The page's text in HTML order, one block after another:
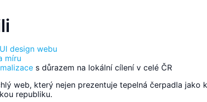
design webu
míru
s důrazem na lokální cílení v celé ČR
web, který nejen prezentuje tepelná čerpadla
republiku.